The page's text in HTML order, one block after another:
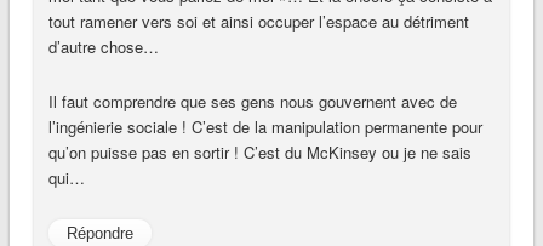
tout ramener vers soi et ainsi occuper l’espace au détriment
d’autre chose…
Il faut comprendre que ses gens nous gouvernent avec de
l’ingénierie sociale ! C’est de la manipulation permanente pour
qu’on puisse pas en sortir ! C’est du McKinsey ou je ne sais
qui…
Répondre